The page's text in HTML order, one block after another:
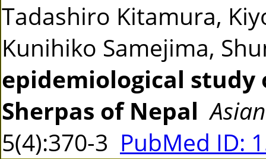
Tadashiro Kitamura,
Kunihiko Samejima,
epidemiological study
Sherpas of Nepal
5(4):370-3 PubMed ID: